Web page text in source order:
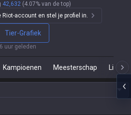
42,632 (4.07% van de top)
Riot-account en stel je profiel in.
Tier-Grafiek
6 uur geleden
Kampioenen Meesterschap Live